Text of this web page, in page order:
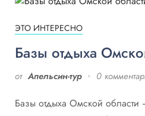
ЭТО ИНТЕРЕСНО
Базы отдыха
от Апельсин-тур 0
Базы отдыха Омской